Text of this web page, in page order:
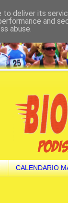
CALENDARIO
deliver its
and
abuse.